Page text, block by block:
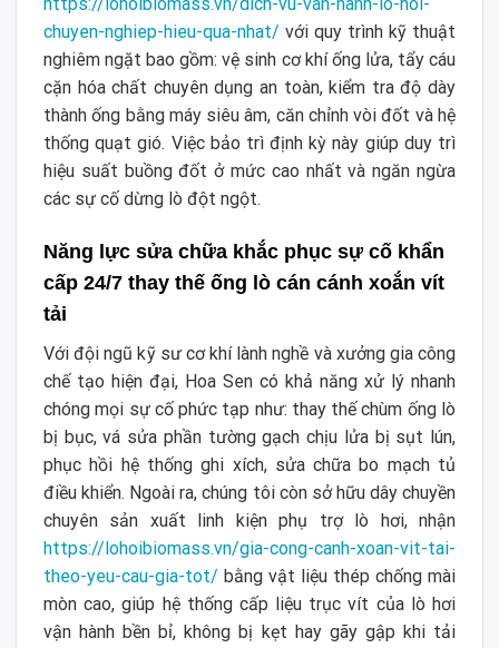
https://lohoibiomass.vn/dich-vu-van-hanh-lo-hoi-
chuyen-nghiep-hieu-qua-nhat/ với quy trình kỹ thuật
nghiêm ngặt bao gồm: vệ sinh cơ khí ống lửa, tẩy cáu
cặn hóa chất chuyên dụng an toàn, kiểm tra độ dày
thành ống bằng máy siêu âm, căn chỉnh vòi đốt và hệ
thống quạt gió. Việc bảo trì định kỳ này giúp duy trì
hiệu suất buồng đốt ở mức cao nhất và ngăn ngừa
các sự cố dừng lò đột ngột.
Năng lực sửa chữa khắc phục sự cố khẩn
cấp 24/7 thay thế ống lò cán cánh xoắn vít
tải
Với đội ngũ kỹ sư cơ khí lành nghề và xưởng gia công
chế tạo hiện đại, Hoa Sen có khả năng xử lý nhanh
chóng mọi sự cố phức tạp như: thay thế chùm ống lò
bị bục, vá sửa phần tường gạch chịu lửa bị sụt lún,
phục hồi hệ thống ghi xích, sửa chữa bo mạch tủ
điều khiển. Ngoài ra, chúng tôi còn sở hữu dây chuyền
chuyên sản xuất linh kiện phụ trợ lò hơi, nhận
https://lohoibiomass.vn/gia-cong-canh-xoan-vit-tai-
theo-yeu-cau-gia-tot/ bằng vật liệu thép chống mài
mòn cao, giúp hệ thống cấp liệu trục vít của lò hơi
vận hành bền bỉ, không bị kẹt hay gãy gập khi tải